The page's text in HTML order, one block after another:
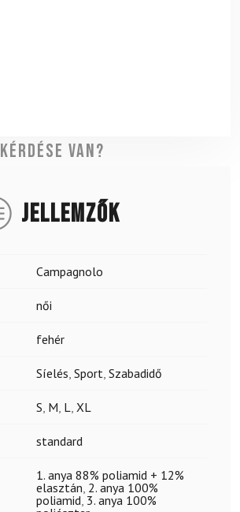
Kérdése van?
JELLEMZŐK
Campagnolo
női
fehér
Síelés, Sport, Szabadidő
S, M, L, XL
standard
1. anya 88% poliamid + 12%
elasztán, 2. anya 100%
poliamid, 3. anya 100%